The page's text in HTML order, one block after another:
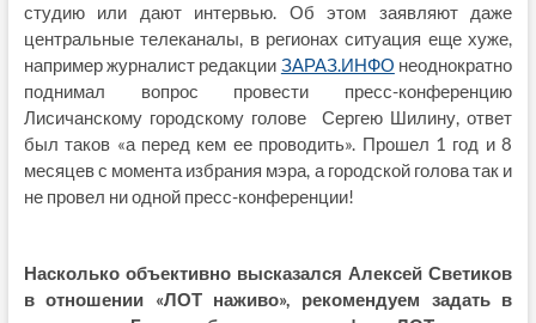
студию или дают интервью. Об этом заявляют даже
центральные телеканалы, в регионах ситуация еще хуже,
например журналист редакции ЗАРАЗ.ИНФО неоднократно
поднимал вопрос провести пресс-конференцию
Лисичанскому городскому голове Сергею Шилину, ответ
был таков «а перед кем ее проводить». Прошел 1 год и 8
месяцев с момента избрания мэра, а городской голова так и
не провел ни одной пресс-конференции!
Насколько объективно высказался Алексей Светиков
в отношении «ЛОТ наживо», рекомендуем задать в